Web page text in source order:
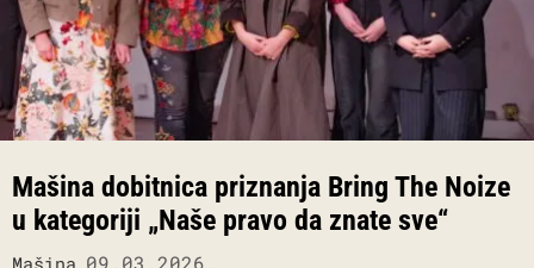
Mašina dobitnica priznanja Bring The Noize
u kategoriji „Naše pravo da znate sve“
Mašina 09.03.2026.